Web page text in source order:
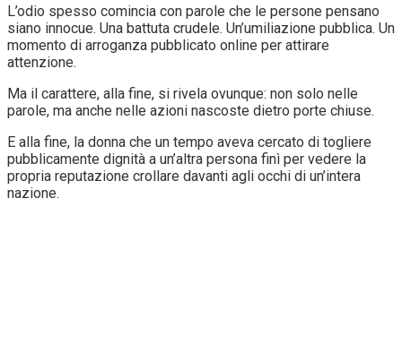
L’odio spesso comincia con parole che le persone pensano
siano innocue. Una battuta crudele. Un’umiliazione pubblica. Un
momento di arroganza pubblicato online per attirare
attenzione.
Ma il carattere, alla fine, si rivela ovunque: non solo nelle
parole, ma anche nelle azioni nascoste dietro porte chiuse.
E alla fine, la donna che un tempo aveva cercato di togliere
pubblicamente dignità a un’altra persona finì per vedere la
propria reputazione crollare davanti agli occhi di un’intera
nazione.